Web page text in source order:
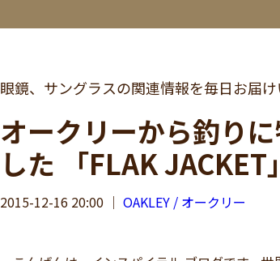
眼鏡、サングラスの関連情報を毎日お届け
オークリーから釣り
した 「FLAK JACKET
2015-12-16 20:00 ｜ OAKLEY / オークリー